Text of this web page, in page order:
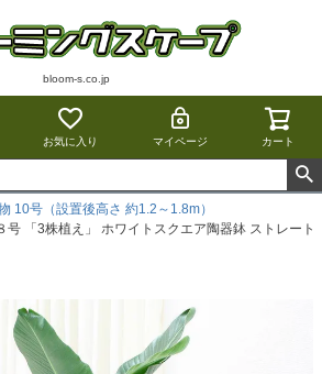
bloom-s.co.jp
お気に入り マイページ カート
10号（設置後高さ 約1.2～1.8m）
号 「3株植え」 ホワイトスクエア陶器鉢 ストレート